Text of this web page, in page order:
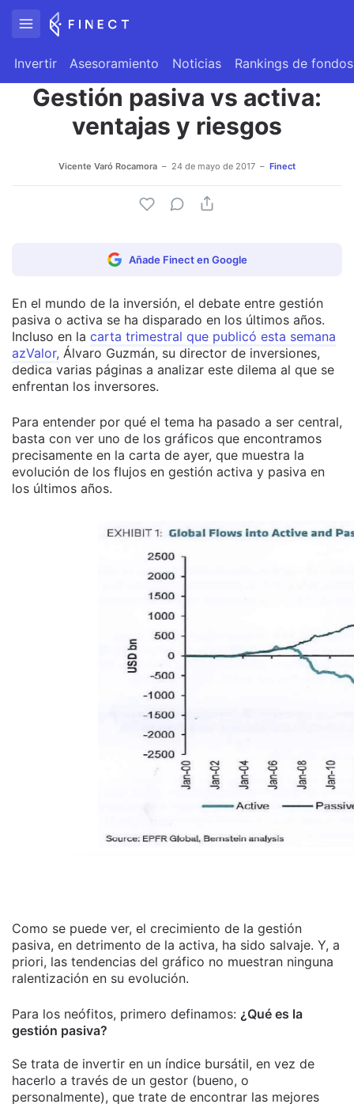
Invertir Asesoramiento Noticias Rankings de fondos
Gestión pasiva vs activa:
ventajas y riesgos
Vicente Varó Rocamora 24 de mayo de 2017 Finect
Añade Finect en Google
En el mundo de la inversión, el debate entre gestión
pasiva o activa se ha disparado en los últimos años.
Incluso en la carta trimestral que publicó esta semana
azValor, Álvaro Guzmán, su director de inversiones,
dedica varias páginas a analizar este dilema al que se
enfrentan los inversores.
Para entender por qué el tema ha pasado a ser central,
basta con ver uno de los gráficos que encontramos
precisamente en la carta de ayer, que muestra la
evolución de los flujos en gestión activa y pasiva en
los últimos años.
Como se puede ver, el crecimiento de la gestión
pasiva, en detrimento de la activa, ha sido salvaje. Y, a
priori, las tendencias del gráfico no muestran ninguna
ralentización en su evolución.
Para los neófitos, primero definamos: ¿Qué es la
gestión pasiva?
Se trata de invertir en un índice bursátil, en vez de
hacerlo a través de un gestor (bueno, o
personalmente), que trate de encontrar las mejores